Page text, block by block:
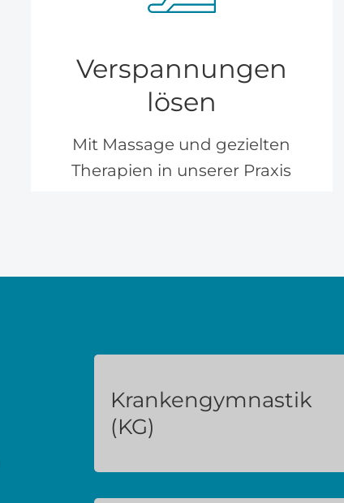
Verspannungen
lösen
Mit Massage und gezielten
Therapien in unserer Praxis
Krankengymnastik
(KG)